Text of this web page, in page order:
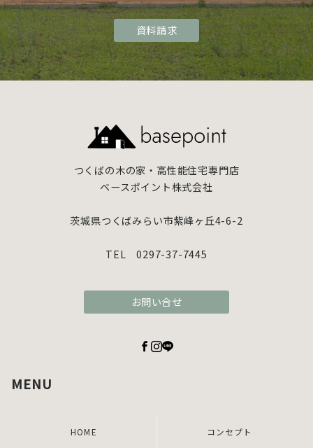
資料請求
つくばの木の家・高性能住宅専門店
ベースポイント株式会社
茨城県つくばみらい市紫峰ヶ丘4-6-2
TEL 0297-37-7445
お問い合せ
MENU
HOME コンセプト